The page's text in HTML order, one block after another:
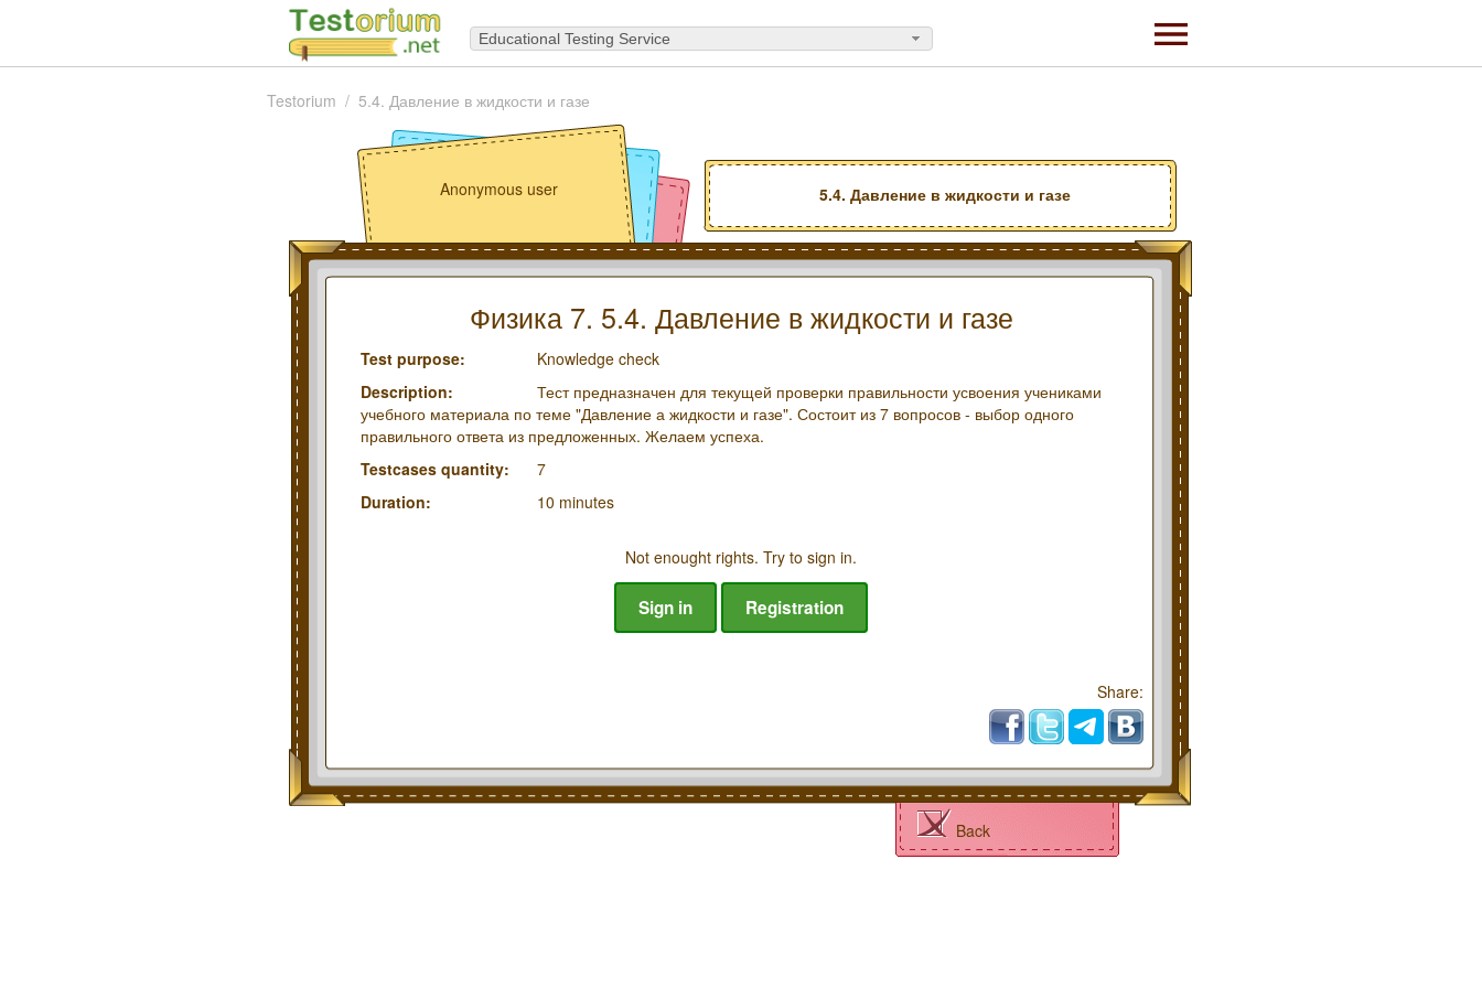
Educational Testing Service
Testorium 5.4. Давление в жидкости и газе
5.4. Давление в жидкости и газе
Anonymous user
Физика 7. 5.4. Давление в жидкости и газе
Test purpose:
Knowledge check
Description:
Тест предназначен для текущей проверки правильности усвоения учениками
учебного материала по теме "Давление а жидкости и газе". Состоит из 7 вопросов - выбор одного
правильного ответа из предложенных. Желаем успеха.
Testcases quantity:
7
Duration:
10 minutes
Not enought rights. Try to sign in.
Sign in Registration
Share:
Back